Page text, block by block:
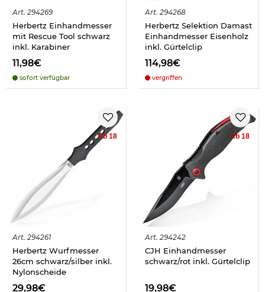
Art. 294269
Herbertz Einhandmesser
mit Rescue Tool schwarz
inkl. Karabiner
11,98€
sofort verfügbar
Art. 294268
Herbertz Selektion Damast
Einhandmesser Eisenholz
inkl. Gürtelclip
114,98€
vergriffen
Ab 18
Art. 294261
Herbertz Wurfmesser
26cm schwarz/silber inkl.
Nylonscheide
29,98€
Ab 18
Art. 294242
CJH Einhandmesser
schwarz/rot inkl. Gürtelclip
19,98€